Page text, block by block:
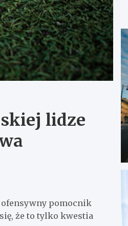
lidze
pomocnik
że to tylko kwestia